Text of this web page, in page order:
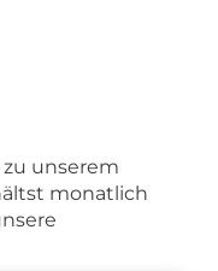
unserem
monatlich